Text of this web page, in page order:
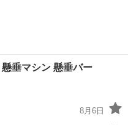
垂マシン 懸垂バー
8月6日